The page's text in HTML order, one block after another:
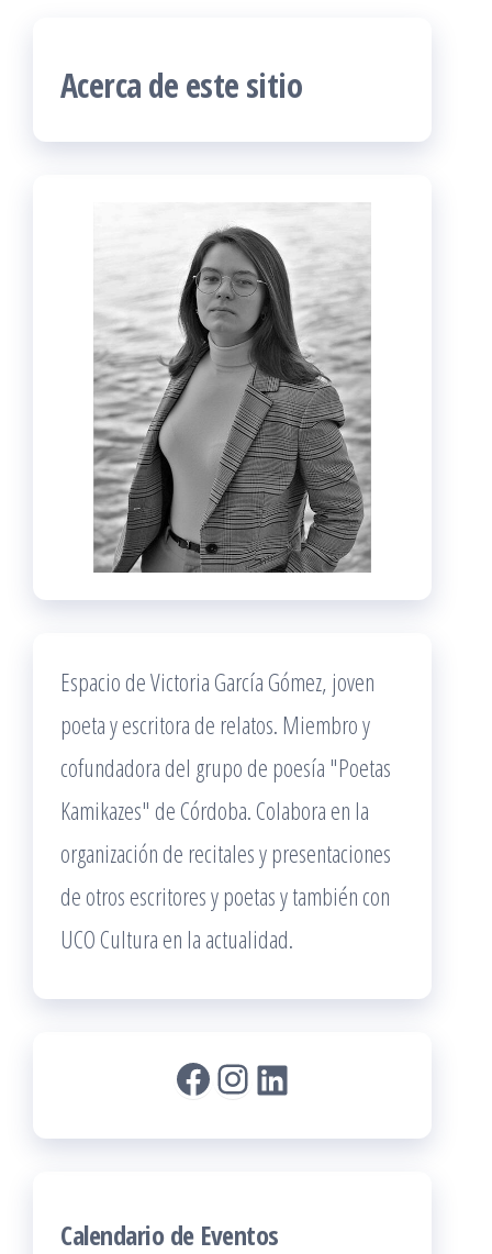
Acerca de este sitio
Espacio de Victoria García Gómez, joven
poeta y escritora de relatos. Miembro y
cofundadora del grupo de poesía "Poetas
Kamikazes" de Córdoba. Colabora en la
organización de recitales y presentaciones
de otros escritores y poetas y también con
UCO Cultura en la actualidad.
Facebook
Instagram
LinkedIn
Calendario de Eventos